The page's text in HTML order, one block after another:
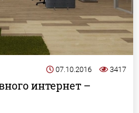
07.10.2016 3417
интернет –